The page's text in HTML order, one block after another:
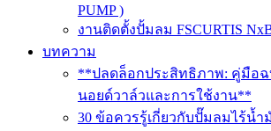
PUMP )
งานติดตั้งปั้มลม FSCURTIS
บทความ
**ปลดล็อกประสิทธิภาพ: คู่มือ
นอยด์วาล์วและการใช้งาน**
30 ข้อควรรู้เกี่ยวกับปั๊มลมไร้น้